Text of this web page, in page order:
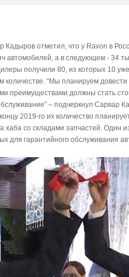
Кадыров отметил, что у Ravon в
автомобилей, а в следующем - 34
получили 80, из которых 10
количестве. “Мы планируем
преимуществами должны стать
– подчеркнул Сарвар
2019-го их количество
со складами запчастей. Один
для гарантийного обслуживания